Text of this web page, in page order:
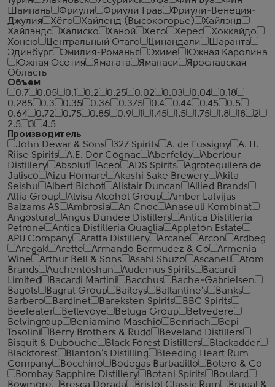
Шампань
Фриули Фриули Грав
Фриули-Венеция-
Джулия
Хёго Хайленд (Высокогорье)
Хайлэнд
Хайлэндс
Халиско Ханой Хего Херес
Хоккайдо
Хонсю
Центральный Отаго Цинандали
Шаранта
Эдинбург
Эмилия-Романья Эхиме
Южная Каролина
Южная Осетия
Ямагата Яманаси
Ярославская
Область
Объем
0.7
0.05 0.1 0.2 0.25 0.02 0.03 0.04
0.18
0.285
0.3 0.35 0.36 0.375 0.4 0.44 0.45
0.5
0.64
0.72 0.75 0.85 0.9 1.45 1.5 1.75 1.8 18
2
2.5
3
4.5
Производитель
John Dewar & Sons
327 Spirits A. de Fussigny
A. H.
Riise Spirits
A.E. Dor Cognac Aberfeldy
Aberlour
Distillery
Absolut Aceo ADS Spirits
Agrotequilera de
Jalisco
Aizu Homare Akashi Sake Brewery
Akita
Seishu
Albert Bichot Alistair Duncan
Allied Brands
Altia Group
Alvisa Alcohol Group
Amber Latvijas
Balzams AS
Ambrosia An Cnoc
Anaseuli Kombinat
Angostura
Angus Dundee Distillers
Antica Distilleria
Petrone
Antica Distilleria Quaglia
Appleton Estate
APU Company
Aratta Distillery Arcane Arcon
Ardbeg
Aregak
Arette Armando Bermudez & Co
Armenia
Wine
Arthur Bell & Sons Asahi Shuzo Ascaneli
Atom
Brands
Auchentoshan Audemus Spirits
Bacardi
Limited
Bacardi Martini Bacchus
Bache-Gabrielsen
Bagots
Bagrat Group Baileys Ballantine's
Banks
Barbero
Bardinet Bareksten Spirits
BBC Spirits
Beefeater
Bellevoye Beluga Group
Belvedere
Belvingroup
Beniamino Maschio Benriach
Bepi
Tosolini
Berry Brothers & Rudd
Beveland Distillers
Bisquit & Dubouche
Black Forest Distillers
Blackadder
Blackforest
Blanton's Distilling
Bleeding Heart Rum
Company
Bocchino Bodegas Barbadillo
Bolero & Co
Bombay Sapphire Distillery
Botani Spirits
Boulard